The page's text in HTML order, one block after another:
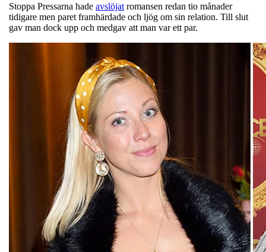
Stoppa Pressarna hade avslöjat romansen redan tio månader
tidigare men paret framhärdade och ljög om sin relation. Till slut
gav man dock upp och medgav att man var ett par.